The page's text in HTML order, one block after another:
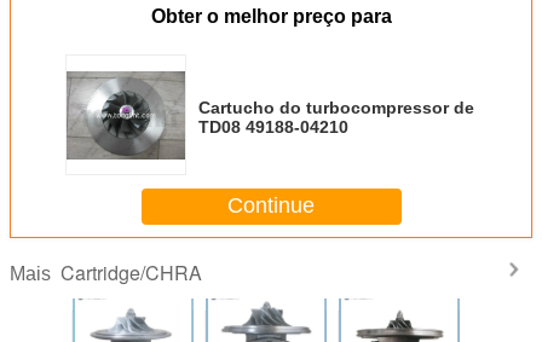
Obter o melhor preço para
Cartucho do turbocompressor de
TD08 49188-04210
Continue
Mais Cartridge/CHRA